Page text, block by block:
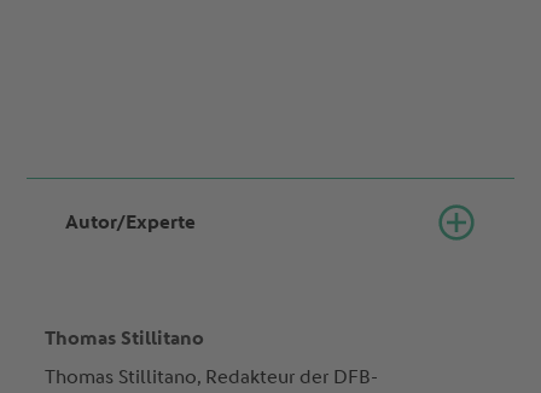
Autor/Experte
Thomas Stillitano
Thomas Stillitano, Redakteur der DFB-